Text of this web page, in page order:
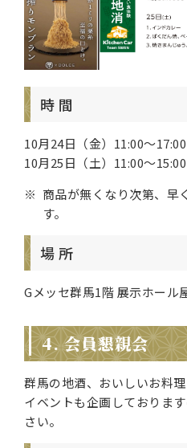
時 間
10月24日（金）11:00～17:00
10月25日（土）11:00～15:00
商品が無くなり次第、早
す。
場 所
Gメッセ群馬1階 展示ホール
4. 会員懇親会
群馬の地酒、おいしいお料
イベントも企画しておりま
さい。